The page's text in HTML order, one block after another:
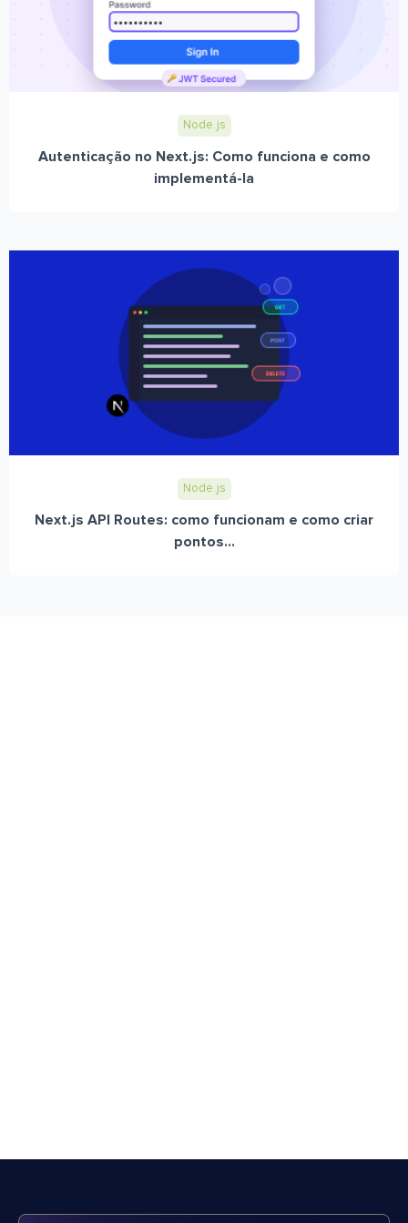
Node.js
Autenticação no Next.js: Como funciona e como
implementá-la
Node.js
Next.js API Routes: como funcionam e como criar
pontos...